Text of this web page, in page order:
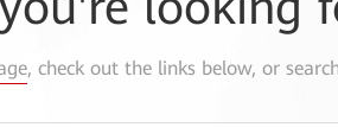
, check out the links below, or